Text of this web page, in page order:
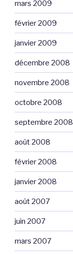
mars 2009
février 2009
janvier 2009
décembre 2008
novembre 2008
octobre 2008
septembre 2008
août 2008
février 2008
janvier 2008
août 2007
juin 2007
mars 2007